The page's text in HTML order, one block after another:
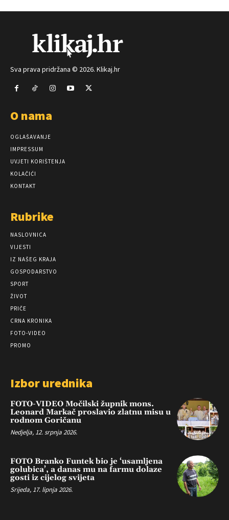
Sva prava pridržana © 2026. Klikaj.hr
O nama
OGLAŠAVANJE
IMPRESSUM
UVJETI KORIŠTENJA
KOLAČIĆI
KONTAKT
Rubrike
NASLOVNICA
VIJESTI
IZ NAŠEG KRAJA
GOSPODARSTVO
SPORT
ŽIVOT
PRIČE
CRNA KRONIKA
FOTO-VIDEO
PROMO
Izbor urednika
FOTO-VIDEO Močilski župnik mons.
Leonard Markač proslavio zlatnu misu u
rodnom Goričanu
Nedjelja, 12. srpnja 2026.
FOTO Branko Funtek bio je ‘usamljena
golubica’, a danas mu na farmu dolaze
gosti iz cijelog svijeta
Srijeda, 17. lipnja 2026.